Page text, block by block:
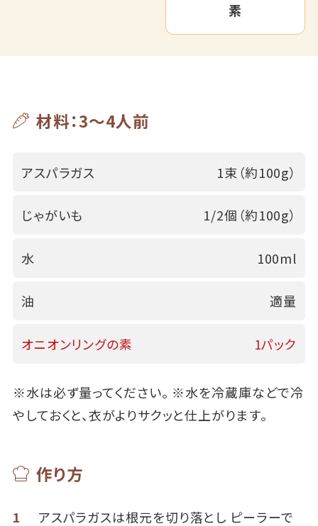
素
材料：3～4人前
アスパラガス 1束（約100g）
じゃがいも 1/2個（約100g）
水 100ml
油 適量
オニオンリングの素 1パック
※水は必ず量ってください。 ※水を冷蔵庫などで冷
やしておくと、衣がよりサクッと仕上がります。
作り方
1
アスパラガスは根元を切り落とし ピーラーで